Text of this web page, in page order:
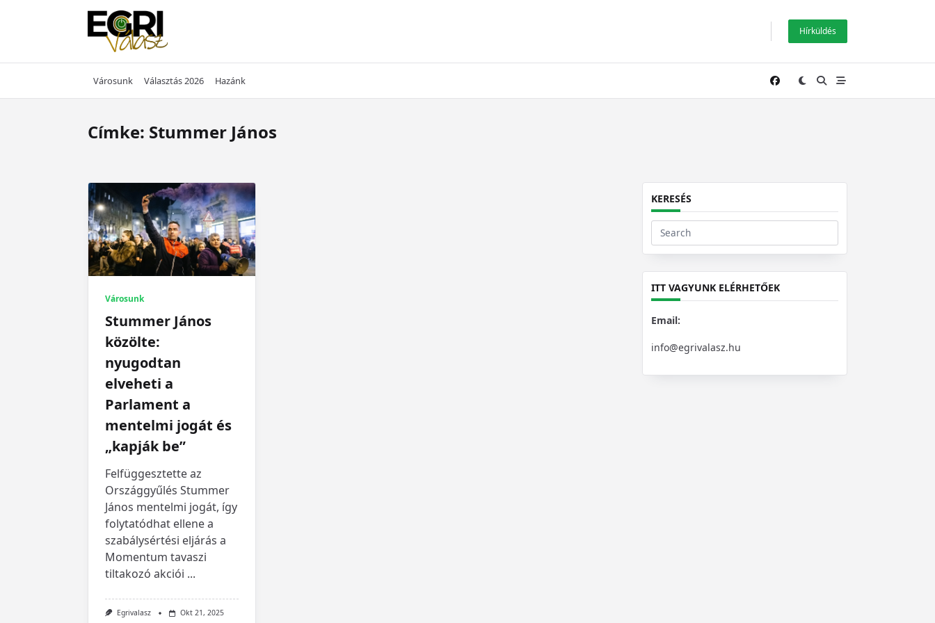
Hírküldés
Városunk Választás 2026 Hazánk
Címke: Stummer János
Városunk
Stummer János
közölte:
nyugodtan
elveheti a
Parlament a
mentelmi jogát és
„kapják be”
Felfüggesztette az
Országgyűlés Stummer
János mentelmi jogát, így
folytatódhat ellene a
szabálysértési eljárás a
Momentum tavaszi
tiltakozó akciói ...
Egrivalasz Okt 21, 2025
KERESÉS
Search
for:
ITT VAGYUNK ELÉRHETŐEK
Email:
info@egrivalasz.hu